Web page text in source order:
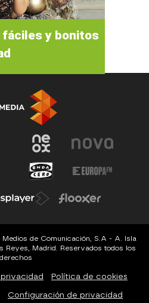
fáciles y bonitos
de Comunicación, S.A - A. Isla
Reyes, Madrid. Reservados todos los
derechos
Política de cookies
Configuración de privacidad